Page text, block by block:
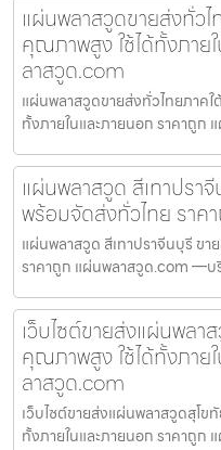
แผ่นพลาสวูดขายส่งทั่ว
คุณภาพสูง ใช้ได้ทั้งภาย
ลาสวูด.com
แผ่นพลาสวูดขายส่งทั่วไทยภาค
ทั้งภายในและภายนอก ราคาถู
แผ่นพลาสวูด สีเทาปรา
พร้อมจัดส่งทั่วไทย รา
แผ่นพลาสวูด สีเทาปราจีนบุรี ข
ราคาถูก แผ่นพลาสวูด.com —บ
เว็บไซต์ขายส่งแผ่นพล
คุณภาพสูง ใช้ได้ทั้งภาย
ลาสวูด.com
เว็บไซต์ขายส่งแผ่นพลาสวูดสุโ
ทั้งภายในและภายนอก ราคาถู